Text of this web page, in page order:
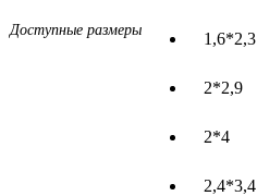
Доступные размеры 1,6*2,3
2*2,9
2*4
2,4*3,4